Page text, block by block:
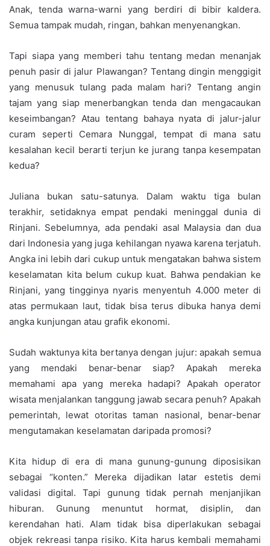
Anak, tenda warna-warni yang berdiri di bibir kaldera.
Semua tampak mudah, ringan, bahkan menyenangkan.
Tapi siapa yang memberi tahu tentang medan menanjak
penuh pasir di jalur Plawangan? Tentang dingin menggigit
yang menusuk tulang pada malam hari? Tentang angin
tajam yang siap menerbangkan tenda dan mengacaukan
keseimbangan? Atau tentang bahaya nyata di jalur-jalur
curam seperti Cemara Nunggal, tempat di mana satu
kesalahan kecil berarti terjun ke jurang tanpa kesempatan
kedua?
Juliana bukan satu-satunya. Dalam waktu tiga bulan
terakhir, setidaknya empat pendaki meninggal dunia di
Rinjani. Sebelumnya, ada pendaki asal Malaysia dan dua
dari Indonesia yang juga kehilangan nyawa karena terjatuh.
Angka ini lebih dari cukup untuk mengatakan bahwa sistem
keselamatan kita belum cukup kuat. Bahwa pendakian ke
Rinjani, yang tingginya nyaris menyentuh 4.000 meter di
atas permukaan laut, tidak bisa terus dibuka hanya demi
angka kunjungan atau grafik ekonomi.
Sudah waktunya kita bertanya dengan jujur: apakah semua
yang mendaki benar-benar siap? Apakah mereka
memahami apa yang mereka hadapi? Apakah operator
wisata menjalankan tanggung jawab secara penuh? Apakah
pemerintah, lewat otoritas taman nasional, benar-benar
mengutamakan keselamatan daripada promosi?
Kita hidup di era di mana gunung-gunung diposisikan
sebagai “konten.” Mereka dijadikan latar estetis demi
validasi digital. Tapi gunung tidak pernah menjanjikan
hiburan. Gunung menuntut hormat, disiplin, dan
kerendahan hati. Alam tidak bisa diperlakukan sebagai
objek rekreasi tanpa risiko. Kita harus kembali memahami